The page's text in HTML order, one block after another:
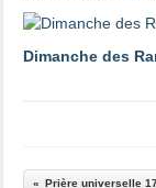
Dimanche des
Prière universelle